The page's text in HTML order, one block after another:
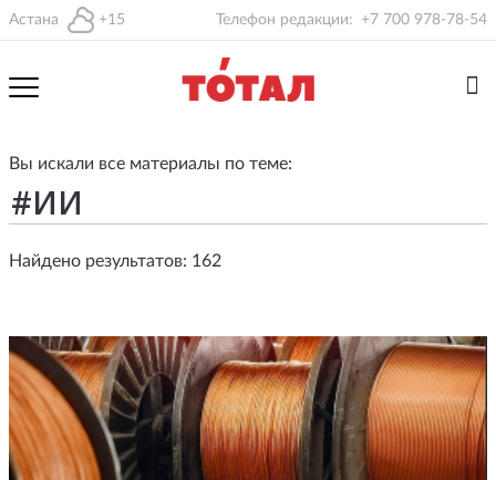
Астана +15 Телефон редакции: +7 700 978-78-54
Вы искали все материалы по теме:
Найдено результатов: 162